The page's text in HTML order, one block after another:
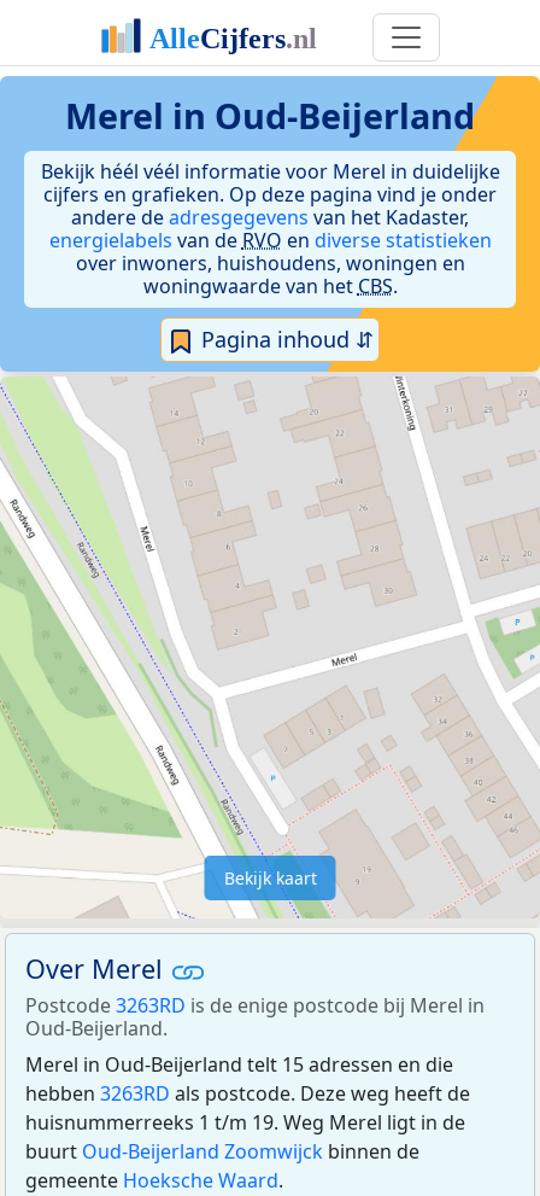
Merel in Oud-Beijerland
Bekijk héél véél informatie voor Merel in duidelijke
cijfers en grafieken. Op deze pagina vind je onder
andere deadresgegevens van het Kadaster,
energielabels van de RVO en diverse statistieken
over inwoners, huishoudens, woningen en
woningwaarde van het CBS.
Pagina inhoud ⇵
Bekijk kaart
Over Merel
Postcode3263RD is de enige postcode bij Merel in
Oud-Beijerland.
Merel in Oud-Beijerland telt 15 adressen en die
hebben 3263RD als postcode. Deze weg heeft de
huisnummerreeks 1 t/m 19. Weg Merel ligt in de
buurt Oud-Beijerland Zoomwijck binnen de
gemeente Hoeksche Waard.